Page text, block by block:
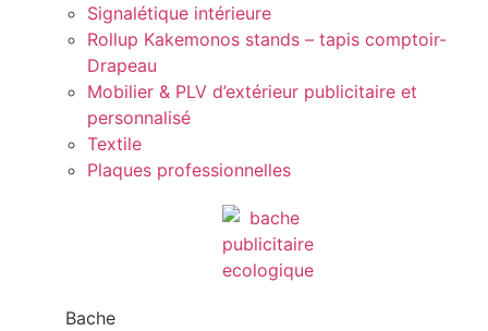
Signalétique intérieure
Rollup Kakemonos stands – tapis comptoir-
Drapeau
Mobilier & PLV d’extérieur publicitaire et
personnalisé
Textile
Plaques professionnelles
Bache